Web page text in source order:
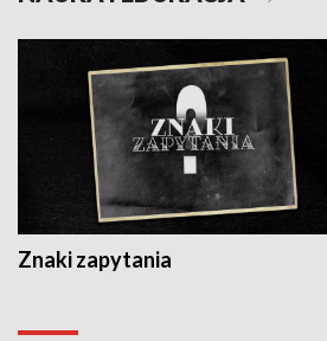
Znaki zapytania